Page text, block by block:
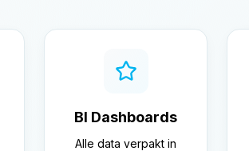
BI Dashboards
Alle data verpakt in